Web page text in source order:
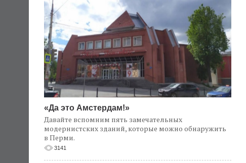
«Да это Амстердам!»
Давайте вспомним пять замечательных
модернистских зданий, которые можно обнаружить
в Перми.
3141